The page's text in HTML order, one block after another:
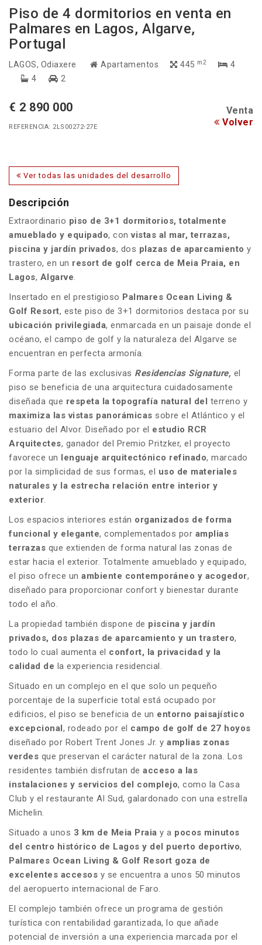
Piso de 4 dormitorios en venta en
Palmares en Lagos, Algarve,
Portugal
LAGOS, Odiaxere Apartamentos 445 m2
4
4
2
€ 2 890 000 Venta
REFERENCIA: 2LS00272-27E Volver
Ver todas las unidades del desarrollo
Descripción
Extraordinario piso de 3+1 dormitorios, totalmente
amueblado y equipado, convistas al mar, terrazas,
piscina y jardín privados, dos plazas de aparcamiento y
trastero, en un resort de golf cerca de Meia Praia, en
Lagos, Algarve.
Insertado en el prestigioso Palmares Ocean Living &
Golf Resort, este piso de 3+1 dormitorios destaca por su
ubicación privilegiada, enmarcada en un paisaje donde el
océano, el campo de golf y la naturaleza del Algarve se
encuentran en perfecta armonía.
Forma parte de las exclusivas Residencias Signature, el
piso se beneficia de una arquitectura cuidadosamente
diseñada que respeta la topografía natural del
terreno y
maximiza las vistas panorámicas sobre el Atlántico y el
estuario del Alvor. Diseñado por el estudio RCR
Arquitectes, ganador del Premio Pritzker, el proyecto
favorece un
lenguaje arquitectónico refinado, marcado
por la simplicidad de sus formas, el uso de materiales
naturales y la estrecha relación entre interior y
exterior.
Los espacios interiores están organizados de forma
funcional y elegante, complementados por amplias
terrazas que extienden de forma natural las zonas de
estar hacia el exterior. Totalmente amueblado y equipado,
el piso ofrece un ambiente contemporáneo y acogedor,
diseñado para proporcionar confort y bienestar durante
todo el año.
La propiedad también dispone de piscina y jardín
privados, dos plazas de aparcamiento y un trastero,
todo lo cual aumenta el confort, la privacidad y la
calidad de la experiencia residencial.
Situado en un complejo en el que solo un pequeño
porcentaje de la superficie total está ocupado por
edificios, el piso se beneficia de un entorno paisajístico
excepcional , rodeado por el campo de golf de 27 hoyos
diseñado por Robert Trent Jones Jr. y amplias zonas
verdes que preservan el carácter natural de la zona. Los
residentes también disfrutan de acceso a las
instalaciones y servicios del complejo, como la Casa
Club y el restaurante Al Sud, galardonado con una estrella
Michelin.
Situado a unos 3 km de Meia Praia y a pocos minutos
del centro histórico de Lagos y del puerto deportivo,
Palmares Ocean Living & Golf Resort goza de
excelentes accesos y se encuentra a unos 50 minutos
del aeropuerto internacional de Faro.
El complejo también ofrece un programa de gestión
turística con rentabilidad garantizada, lo que añade
potencial de inversión a una experiencia marcada por el